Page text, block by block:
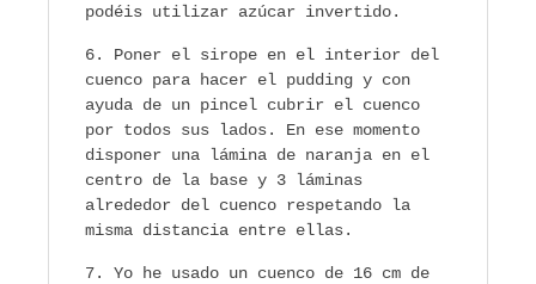
podéis utilizar azúcar invertido.
Poner el sirope en el interior del
cuenco para hacer el pudding y con
ayuda de un pincel cubrir el cuenco
por todos sus lados. En ese momento
disponer una lámina de naranja en el
centro de la base y 3 láminas
alrededor del cuenco respetando la
misma distancia entre ellas.
Yo he usado un cuenco de 16 cm de